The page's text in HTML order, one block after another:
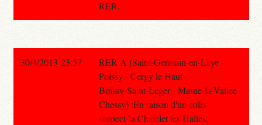
RER.
30/4/2013 23:57
RER A (Saint-Germain-en-Laye -
Poissy - Cergy le Haut-
Boissy-Saint-Leger - Marne-la-Vallee
Chessy) :En raison d'un colis
suspect `a Chatelet les Halles,